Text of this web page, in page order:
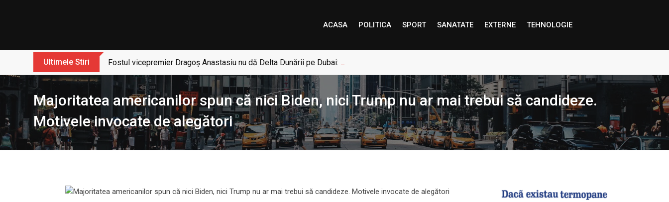
ACASA POLITICA SPORT SANATATE EXTERNE TEHNOLOGIE
Ultimele Stiri Fostul vicepremier Dragoș Anastasiu nu dă Delta Dunării pe Dubai: „Uneori, Paradisul este mai aproape decât credem”
Majoritatea americanilor spun că nici Biden, nici Trump nu ar mai trebui să candideze.
Motivele invocate de alegători